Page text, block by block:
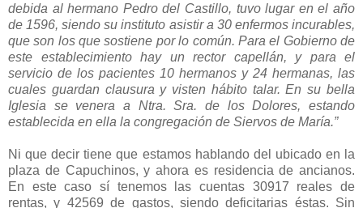
debida al hermano Pedro del Castillo, tuvo lugar en el año
de 1596, siendo su instituto asistir a 30 enfermos incurables,
que son los que sostiene por lo común. Para el Gobierno de
este establecimiento hay un rector capellán, y para el
servicio de los pacientes 10 hermanos y 24 hermanas, las
cuales guardan clausura y visten hábito talar. En su bella
Iglesia se venera a Ntra. Sra. de los Dolores, estando
establecida en ella la congregación de Siervos de María.”
Ni que decir tiene que estamos hablando del ubicado en la
plaza de Capuchinos, y ahora es residencia de ancianos.
En este caso sí tenemos las cuentas 30917 reales de
rentas, y 42569 de gastos, siendo deficitarias éstas. Sin